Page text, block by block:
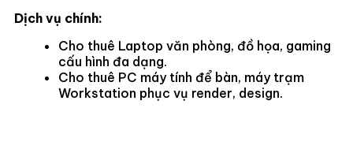
Dịch vụ chính:
Cho thuê Laptop văn phòng, đồ họa, gaming
cấu hình đa dạng.
Cho thuê PC máy tính để bàn, máy trạm
Workstation phục vụ render, design.